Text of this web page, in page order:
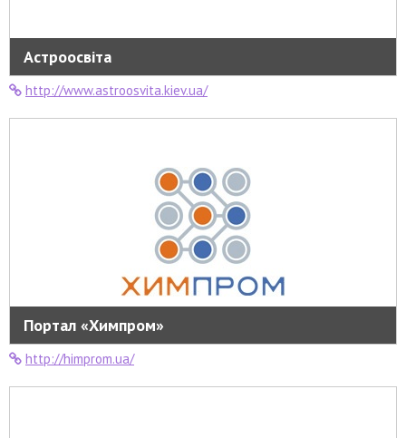
Астроосвіта
http://www.astroosvita.kiev.ua/
Портал «Химпром»
http://himprom.ua/